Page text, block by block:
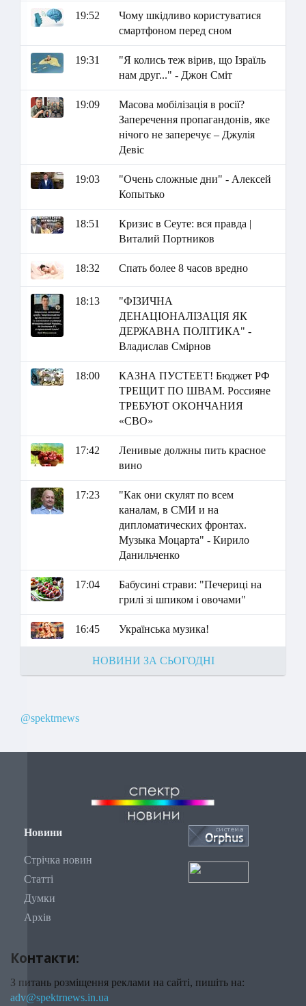
19:52
Чому шкідливо користуватися
смартфоном перед сном
19:31
"Я колись теж вірив, що Ізраїль
нам друг..." - Джон Сміт
19:09
Масова мобілізація в росії?
Заперечення пропагандонів, яке
нічого не заперечує – Джулія
Девіс
19:03
"Очень сложные дни" - Алексей
Копытько
18:51
Кризис в Сеуте: вся правда |
Виталий Портников
18:32 Спать более 8 часов вредно
18:13
"ФІЗИЧНА
ДЕНАЦІОНАЛІЗАЦІЯ ЯК
ДЕРЖАВНА ПОЛІТИКА" -
Владислав Смірнов
18:00
КАЗНА ПУСТЕЕТ! Бюджет РФ
ТРЕЩИТ ПО ШВАМ. Россияне
ТРЕБУЮТ ОКОНЧАНИЯ
«СВО»
17:42
Ленивые должны пить красное
вино
17:23
"Как они скулят по всем
каналам, в СМИ и на
дипломатических фронтах.
Музыка Моцарта" - Кирило
Данильченко
17:04
Бабусині страви: "Печериці на
грилі зі шпиком і овочами"
16:45 Українська музика!
НОВИНИ ЗА СЬОГОДНІ
@spektrnews
Новини
Стрічка новин
Статті
Думки
Архів
Контакти:
З питань розміщення реклами на сайті, пишіть на:
adv@spektrnews.in.ua